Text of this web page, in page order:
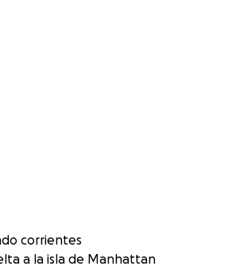
corrientes
a la isla de Manhattan